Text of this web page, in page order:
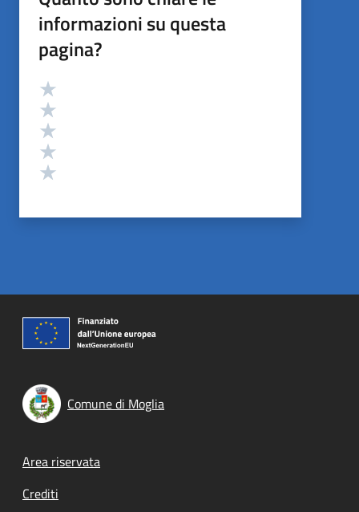
informazioni su questa
pagina?
Valutazione
Comune di Moglia
Footer menu
Area riservata
Crediti